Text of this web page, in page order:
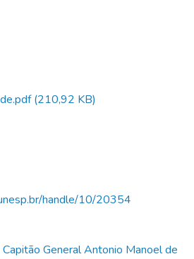
(210,92 KB)
handle/10/20354
General Antonio Manoel de